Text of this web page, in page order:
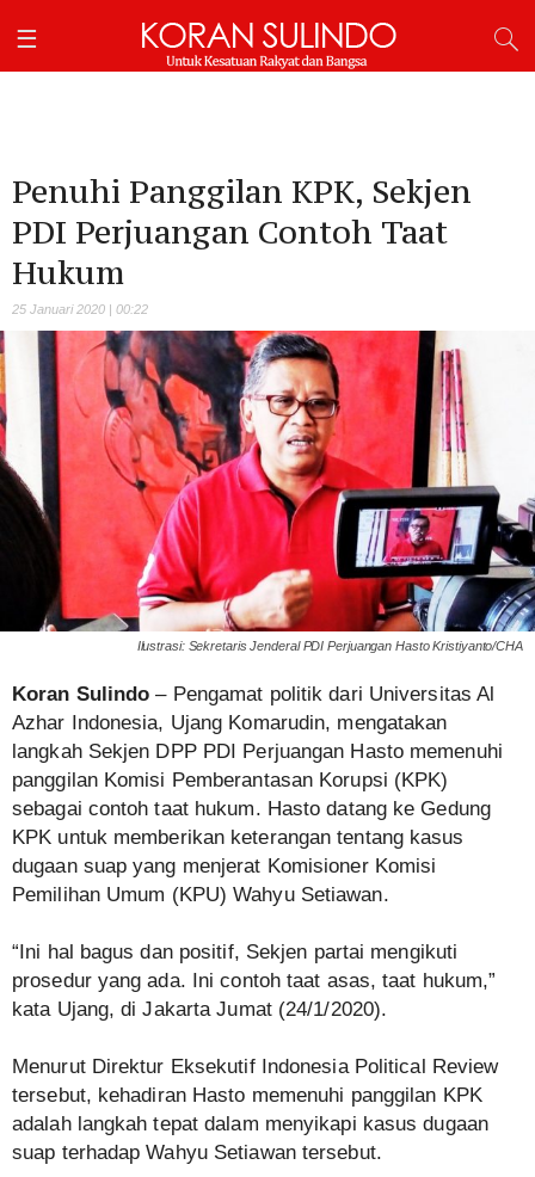
Penuhi Panggilan KPK, Sekjen
PDI Perjuangan Contoh Taat
Hukum
25 Januari 2020 | 00:22
Ilustrasi: Sekretaris Jenderal PDI Perjuangan Hasto Kristiyanto/CHA
Koran Sulindo – Pengamat politik dari Universitas Al
Azhar Indonesia, Ujang Komarudin, mengatakan
langkah Sekjen DPP PDI Perjuangan Hasto memenuhi
panggilan Komisi Pemberantasan Korupsi (KPK)
sebagai contoh taat hukum. Hasto datang ke Gedung
KPK untuk memberikan keterangan tentang kasus
dugaan suap yang menjerat Komisioner Komisi
Pemilihan Umum (KPU) Wahyu Setiawan.
“Ini hal bagus dan positif, Sekjen partai mengikuti
prosedur yang ada. Ini contoh taat asas, taat hukum,”
kata Ujang, di Jakarta Jumat (24/1/2020).
Menurut Direktur Eksekutif Indonesia Political Review
tersebut, kehadiran Hasto memenuhi panggilan KPK
adalah langkah tepat dalam menyikapi kasus dugaan
suap terhadap Wahyu Setiawan tersebut.